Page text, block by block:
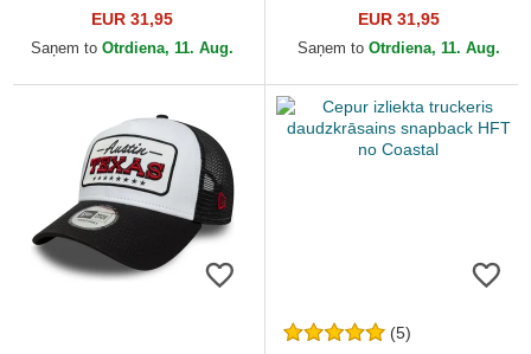
Patch no Mykonos no New
Era
EUR 31,95
Saņem to Otrdiena, 11. Aug.
Location no Los Angeles
Ciudades y Playas...
EUR 31,95
Saņem to Otrdiena, 11. Aug.
(5)